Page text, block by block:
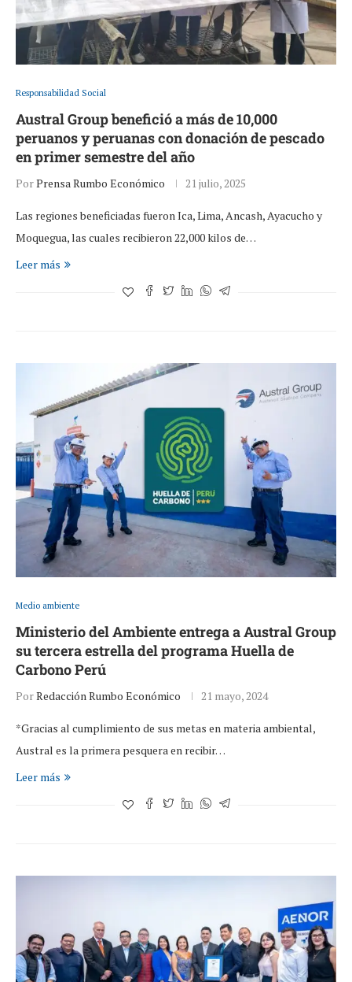
Responsabilidad Social
Austral Group benefició a más de 10,000
peruanos y peruanas con donación de pescado
en primer semestre del año
PorPrensa Rumbo Económico 21 julio, 2025
Las regiones beneficiadas fueron Ica, Lima, Ancash, Ayacucho y
Moquegua, las cuales recibieron 22,000 kilos de…
Leer más
Medio ambiente
Ministerio del Ambiente entrega a Austral Group
su tercera estrella del programa Huella de
Carbono Perú
PorRedacción Rumbo Económico 21 mayo, 2024
*Gracias al cumplimiento de sus metas en materia ambiental,
Austral es la primera pesquera en recibir…
Leer más